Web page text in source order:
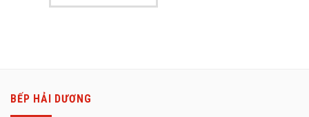
BẾP HẢI DƯƠNG